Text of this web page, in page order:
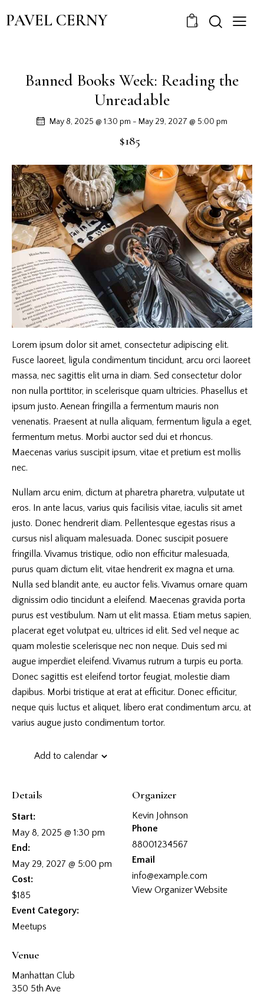
PAVEL CERNY 0
Banned Books Week: Reading the
Unreadable
May 8, 2025 @ 1:30 pm - May 29, 2027 @ 5:00 pm
$185
Lorem ipsum dolor sit amet, consectetur adipiscing elit.
Fusce laoreet, ligula condimentum tincidunt, arcu orci laoreet
massa, nec sagittis elit urna in diam. Sed consectetur dolor
non nulla porttitor, in scelerisque quam ultricies. Phasellus et
ipsum justo. Aenean fringilla a fermentum mauris non
venenatis. Praesent at nulla aliquam, fermentum ligula a eget,
fermentum metus. Morbi auctor sed dui et rhoncus.
Maecenas varius suscipit ipsum, vitae et pretium est mollis
nec.
Nullam arcu enim, dictum at pharetra pharetra, vulputate ut
eros. In ante lacus, varius quis facilisis vitae, iaculis sit amet
justo. Donec hendrerit diam. Pellentesque egestas risus a
cursus nisl aliquam malesuada. Donec suscipit posuere
fringilla. Vivamus tristique, odio non efficitur malesuada,
purus quam dictum elit, vitae hendrerit ex magna et urna.
Nulla sed blandit ante, eu auctor felis. Vivamus ornare quam
dignissim odio tincidunt a eleifend. Maecenas gravida porta
purus est vestibulum. Nam ut elit massa. Etiam metus sapien,
placerat eget volutpat eu, ultrices id elit. Sed vel neque ac
quam molestie scelerisque nec non neque. Duis sed mi
augue imperdiet eleifend. Vivamus rutrum a turpis eu porta.
Donec sagittis est eleifend tortor feugiat, molestie diam
dapibus. Morbi tristique at erat at efficitur. Donec efficitur,
neque quis luctus et aliquet, libero erat condimentum arcu, at
varius augue justo condimentum tortor.
Add to calendar
Details
Start:
May 8, 2025 @ 1:30 pm
End:
May 29, 2027 @ 5:00 pm
Cost:
$185
Event Category:
Meetups
Organizer
Kevin Johnson
Phone
88001234567
Email
info@example.com
View Organizer Website
Venue
Manhattan Club
350 5th Ave